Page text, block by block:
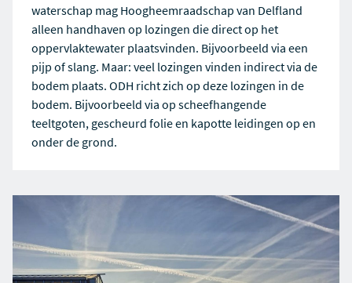
waterschap mag Hoogheemraadschap van Delfland
alleen handhaven op lozingen die direct op het
oppervlaktewater plaatsvinden. Bijvoorbeeld via een
pijp of slang. Maar: veel lozingen vinden indirect via de
bodem plaats. ODH richt zich op deze lozingen in de
bodem. Bijvoorbeeld via op scheefhangende
teeltgoten, gescheurd folie en kapotte leidingen op en
onder de grond.